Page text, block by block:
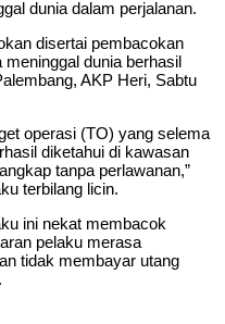
dunia dalam perjalanan.
disertai pembacokan
dunia berhasil
AKP Heri, Sabtu
operasi (TO) yang selema
diketahui di kawasan
tanpa perlawanan,”
terbilang licin.
ini nekat membacok
pelaku merasa
tidak membayar utang